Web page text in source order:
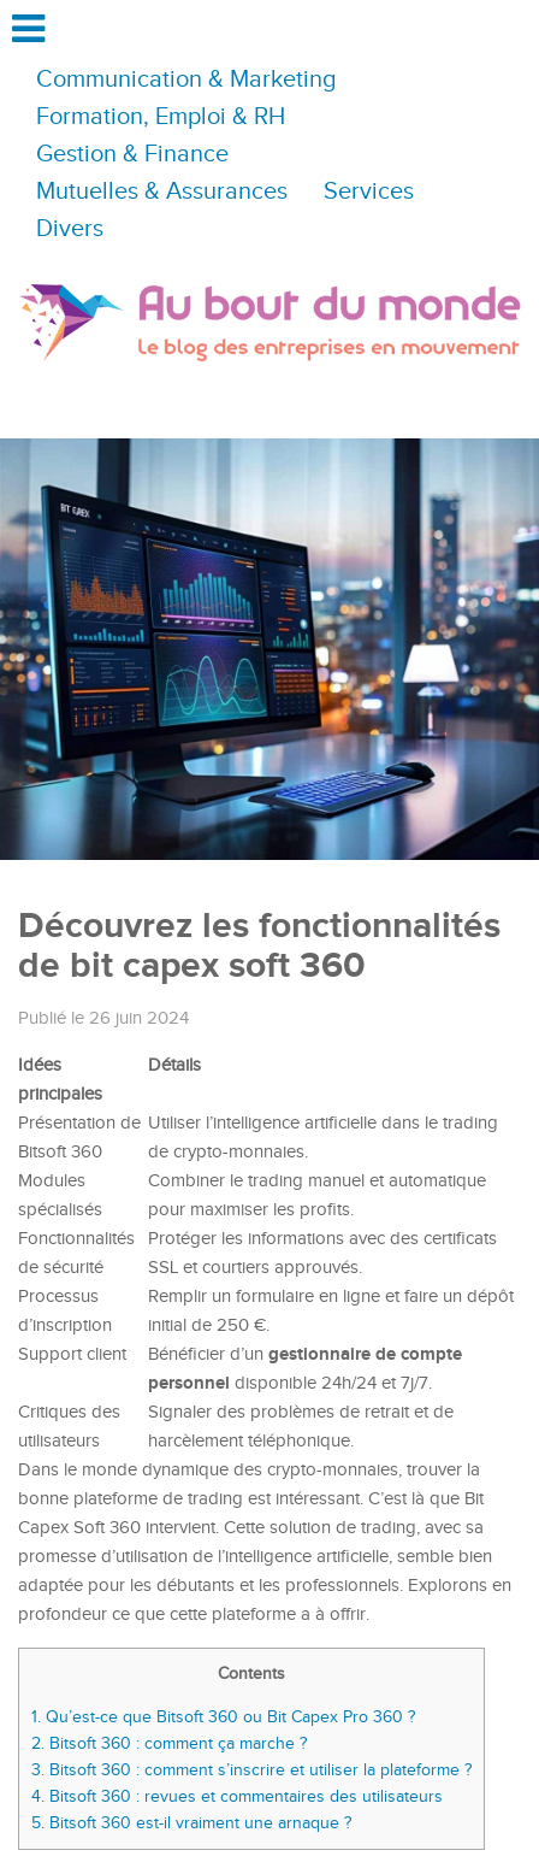
Communication & Marketing
Formation, Emploi & RH
Gestion & Finance
Mutuelles & Assurances
Services
Divers
Découvrez les fonctionnalités
de bit capex soft 360
Publié le 26 juin 2024
Idées
principales
Détails
Présentation de
Bitsoft 360
Utiliser l’intelligence artificielle dans le trading
de crypto-monnaies.
Modules
spécialisés
Combiner le trading manuel et automatique
pour maximiser les profits.
Fonctionnalités
de sécurité
Protéger les informations avec des certificats
SSL et courtiers approuvés.
Processus
d’inscription
Remplir un formulaire en ligne et faire un dépôt
initial de 250 €.
Support client
Bénéficier d’un gestionnaire de compte
personnel disponible 24h/24 et 7j/7.
Critiques des
utilisateurs
Signaler des problèmes de retrait et de
harcèlement téléphonique.
Dans le monde dynamique des crypto-monnaies, trouver la
bonne plateforme de trading est intéressant. C’est là que Bit
Capex Soft 360 intervient. Cette solution de trading, avec sa
promesse d’utilisation de l’intelligence artificielle, semble bien
adaptée pour les débutants et les professionnels. Explorons en
profondeur ce que cette plateforme a à offrir.
Contents
1. Qu’est-ce que Bitsoft 360 ou Bit Capex Pro 360 ?
2. Bitsoft 360 : comment ça marche ?
3. Bitsoft 360 : comment s’inscrire et utiliser la plateforme ?
4. Bitsoft 360 : revues et commentaires des utilisateurs
5. Bitsoft 360 est-il vraiment une arnaque ?